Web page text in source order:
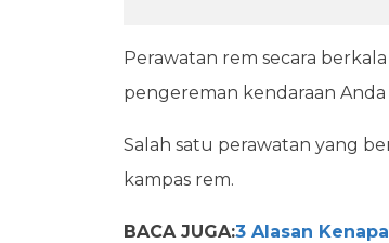
Perawatan rem secara
pengereman kendaraan
Salah satu perawatan yang
kampas rem.
BACA JUGA:3 Alasan